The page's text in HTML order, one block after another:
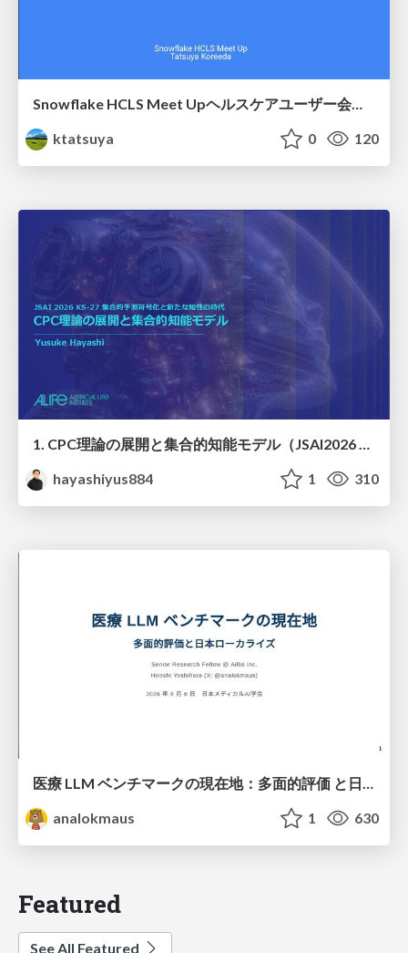
Snowflake HCLS Meet Upヘルスケアユーザー会紹介
ktatsuya
0 120
hayashiyus884
1 310
医療 LLM ベンチマークの現在地：多面的評価 と日本ローカライズ
analokmaus
1 630
Featured
See All Featured